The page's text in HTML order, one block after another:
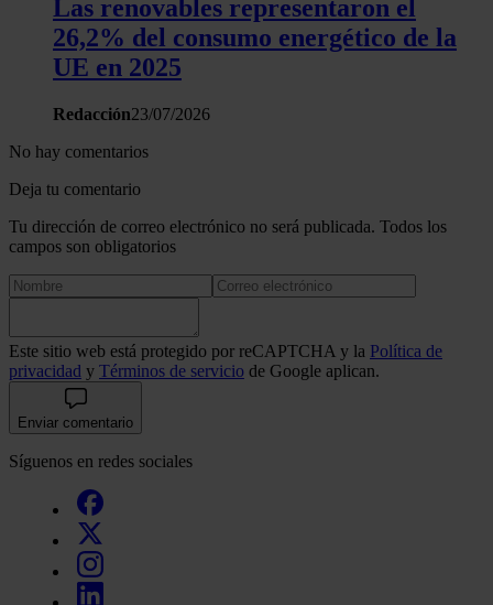
Las renovables representaron el
26,2% del consumo energético de la
UE en 2025
Redacción23/07/2026
No hay comentarios
Deja tu comentario
Tu dirección de correo electrónico no será publicada. Todos los
campos son obligatorios
Este sitio web está protegido por reCAPTCHA y la Política de
privacidad y Términos de servicio de Google aplican.
Enviar comentario
Síguenos en redes sociales